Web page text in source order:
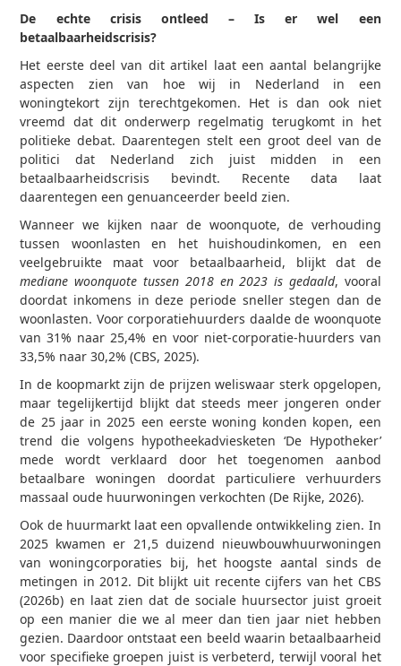
De echte crisis ontleed – Is er wel een
betaalbaarheidscrisis?
Het eerste deel van dit artikel laat een aantal belangrijke
aspecten zien van hoe wij in Nederland in een
woningtekort zijn terechtgekomen. Het is dan ook niet
vreemd dat dit onderwerp regelmatig terugkomt in het
politieke debat. Daarentegen stelt een groot deel van de
politici dat Nederland zich juist midden in een
betaalbaarheidscrisis bevindt. Recente data laat
daarentegen een genuanceerder beeld zien.
Wanneer we kijken naar de woonquote, de verhouding
tussen woonlasten en het huishoudinkomen, en een
veelgebruikte maat voor betaalbaarheid, blijkt dat de
mediane woonquote tussen 2018 en 2023 is gedaald, vooral
doordat inkomens in deze periode sneller stegen dan de
woonlasten. Voor corporatiehuurders daalde de woonquote
van 31% naar 25,4% en voor niet-corporatie-huurders van
33,5% naar 30,2% (CBS, 2025).
In de koopmarkt zijn de prijzen weliswaar sterk opgelopen,
maar tegelijkertijd blijkt dat steeds meer jongeren onder
de 25 jaar in 2025 een eerste woning konden kopen, een
trend die volgens hypotheekadviesketen ‘De Hypotheker’
mede wordt verklaard door het toegenomen aanbod
betaalbare woningen doordat particuliere verhuurders
massaal oude huurwoningen verkochten (De Rijke, 2026).
Ook de huurmarkt laat een opvallende ontwikkeling zien. In
2025 kwamen er 21,5 duizend nieuwbouwhuurwoningen
van woningcorporaties bij, het hoogste aantal sinds de
metingen in 2012. Dit blijkt uit recente cijfers van het CBS
(2026b) en laat zien dat de sociale huursector juist groeit
op een manier die we al meer dan tien jaar niet hebben
gezien. Daardoor ontstaat een beeld waarin betaalbaarheid
voor specifieke groepen juist is verbeterd, terwijl vooral het